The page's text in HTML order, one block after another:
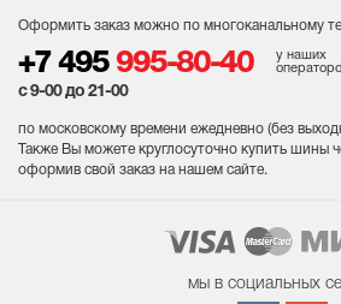
Оформить заказ можно по многоканальному
+7 495 995-80-40
у наших
с 9-00 до 21-00
по московскому времени ежедневно (без
Также Вы можете круглосуточно купить шины
оформив свой заказ на нашем сайте.
мы в социальных